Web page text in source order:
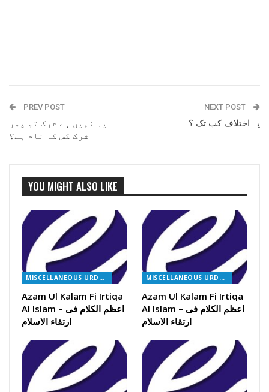
PREV POST
یہ نہیں ہے شرک تو پھر
شرک کس کا نام ہے؟
NEXT POST
یہ اختلاف کب تک ؟
YOU MIGHT ALSO LIKE
MISCELLANEOUS URDU BOOKS
Azam Ul Kalam Fi Irtiqa
Al Islam – اعظم الکلام فی
ارتقاء الاسلام
MISCELLANEOUS URDU BOOKS
Azam Ul Kalam Fi Irtiqa
Al Islam – اعظم الکلام فی
ارتقاء الاسلام